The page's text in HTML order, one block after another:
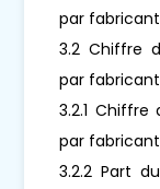
par
3.2 Chiffre
par fabricant
3.2.1
par
3.2.2 Part